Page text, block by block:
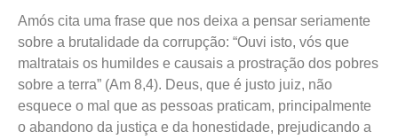
Amós cita uma frase que nos deixa a pensar seriamente
sobre a brutalidade da corrupção: “Ouvi isto, vós que
maltratais os humildes e causais a prostração dos pobres
sobre a terra” (Am 8,4). Deus, que é justo juiz, não
esquece o mal que as pessoas praticam, principalmente
o abandono da justiça e da honestidade, prejudicando a